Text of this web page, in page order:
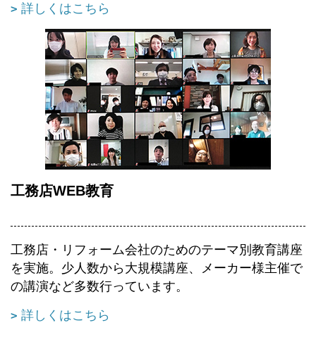
詳しくはこちら
工務店WEB教育
工務店・リフォーム会社のためのテーマ別教育講座
を実施。少人数から大規模講座、メーカー様主催で
の講演など多数行っています。
詳しくはこちら